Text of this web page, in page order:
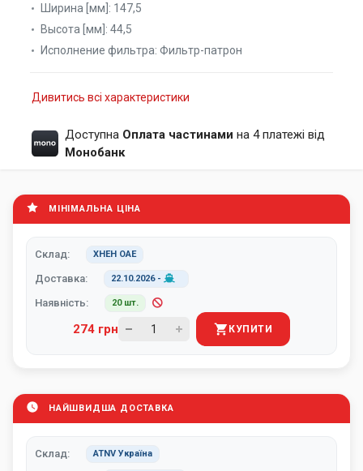
Ширина [мм]: 147,5
Высота [мм]: 44,5
Исполнение фильтра: Фильтр-патрон
Дивитись всі характеристики
Доступна Оплата частинами на 4 платежі від
Монобанк
МІНІМАЛЬНА ЦІНА
Склад: XHEH ОАЕ
Доставка: 22.10.2026-
Наявність: 20 шт.
274 грн КУПИТИ
НАЙШВИДША ДОСТАВКА
Склад: ATNV Україна